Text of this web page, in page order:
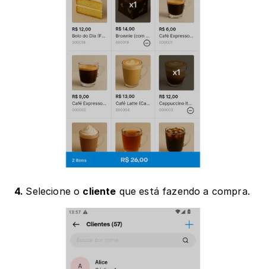
4. Selecione o cliente que está fazendo a compra.